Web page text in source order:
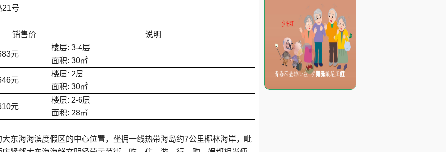
21号
销售价 说明
元
楼层: 3-4层
面积: 30㎡
元
楼层: 2层
面积: 30㎡
元
楼层: 2-6层
面积: 28㎡
东海海滨度假区的中心位置，坐拥一线热带海岛约7公里椰林海岸，毗